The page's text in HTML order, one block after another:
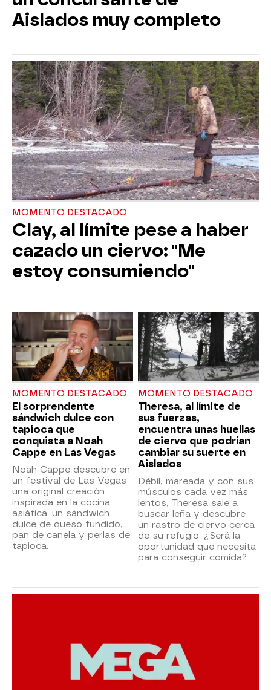
Aislados muy completo
MOMENTO DESTACADO
Clay, al límite pese a haber
cazado un ciervo: "Me
estoy consumiendo"
MOMENTO DESTACADO
El sorprendente
sándwich dulce con
tapioca que
conquista a Noah
Cappe en Las Vegas
Noah Cappe descubre en
un festival de Las Vegas
una original creación
inspirada en la cocina
asiática: un sándwich
dulce de queso fundido,
pan de canela y perlas de
tapioca.
MOMENTO DESTACADO
Theresa, al límite de
sus fuerzas,
encuentra unas huellas
de ciervo que podrían
cambiar su suerte en
Aislados
Débil, mareada y con sus
músculos cada vez más
lentos, Theresa sale a
buscar leña y descubre
un rastro de ciervo cerca
de su refugio. ¿Será la
oportunidad que necesita
para conseguir comida?